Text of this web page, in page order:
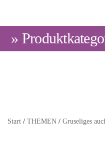
»
Start / THEMEN / Gruseliges